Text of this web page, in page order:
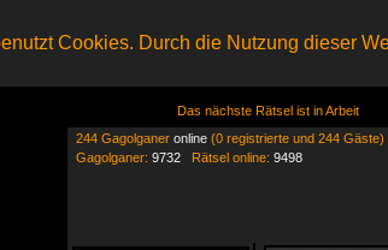
Cookies. Durch die Nutzung dieser
Das nächste Rätsel ist in Arbeit
244 Gagolganer online (0 registrierte und 244 Gäste)
Gagolganer: 9732 Rätsel online: 9498